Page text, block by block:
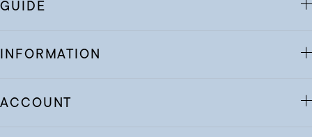
GUIDE
INFORMATION
ACCOUNT